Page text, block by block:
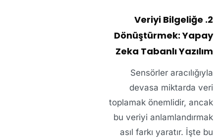
2. Veriyi Bilgeliğe
Dönüştürmek: Yapay
Zeka Tabanlı Yazılım
Sensörler aracılığıyla
devasa miktarda veri
toplamak önemlidir, ancak
bu veriyi anlamlandırmak
asıl farkı yaratır. İşte bu